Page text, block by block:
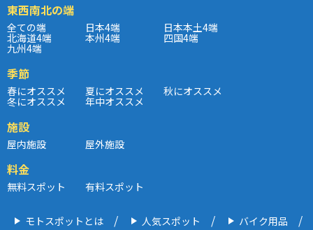
東西南北の端
全ての端 日本4端 日本本土4端
北海道4端 本州4端 四国4端
九州4端
季節
春にオススメ 夏にオススメ 秋にオススメ
冬にオススメ 年中オススメ
施設
屋内施設 屋外施設
料金
無料スポット 有料スポット
モトスポットとは 人気スポット バイク用品